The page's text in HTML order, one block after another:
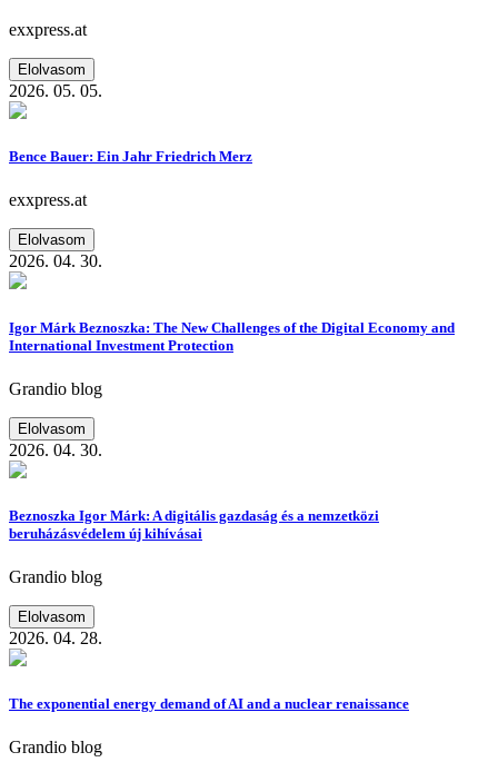
exxpress.at
Elolvasom
2026. 05. 05.
Bence Bauer: Ein Jahr Friedrich Merz
exxpress.at
Elolvasom
2026. 04. 30.
Igor Márk Beznoszka: The New Challenges of the Digital Economy and
International Investment Protection
Grandio blog
Elolvasom
2026. 04. 30.
Beznoszka Igor Márk: A digitális gazdaság és a nemzetközi
beruházásvédelem új kihívásai
Grandio blog
Elolvasom
2026. 04. 28.
The exponential energy demand of AI and a nuclear renaissance
Grandio blog